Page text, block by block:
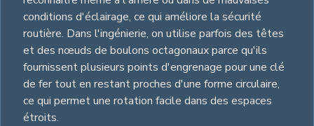
conditions d'éclairage, ce qui améliore la sécurité
routière. Dans l'ingénierie, on utilise parfois des têtes
et des nœuds de boulons octagonaux parce qu'ils
fournissent plusieurs points d'engrenage pour une clé
de fer tout en restant proches d'une forme circulaire,
ce qui permet une rotation facile dans des espaces
étroits.